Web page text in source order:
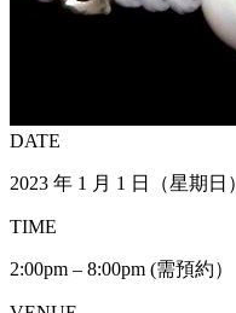
DATE
2023 年 1 月 1 日（星期日
TIME
2:00pm – 8:00pm (需預約）